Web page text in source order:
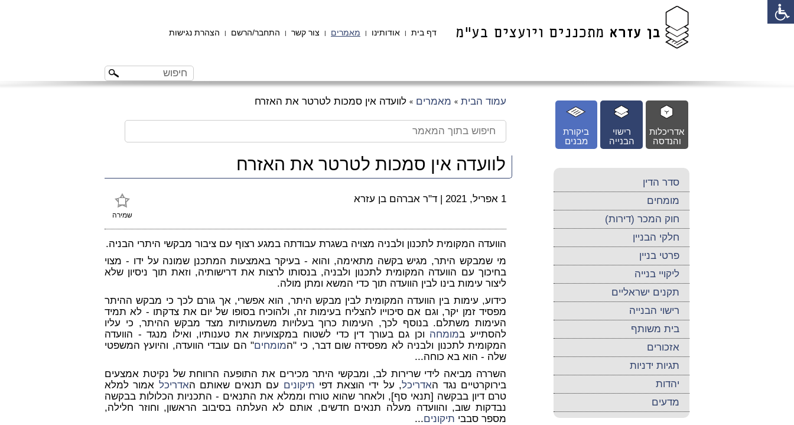
דף בית | אודותינו | מאמרים | צור קשר | התחבר/הרשם | הצהרת נגישות
עמוד הבית » מאמרים » לוועדה אין סמכות לטרטר את האזרח
לוועדה אין סמכות לטרטר את האזרח
שמירה
1 אפריל, 2021 | ד"ר אברהם בן עזרא
הוועדה המקומית לתכנון ולבניה מצויה בשגרת עבודתה במגע רצוף עם ציבור מבקשי היתרי הבניה.
מי שמבקש היתר, מגיש בקשה מתאימה, והוא - בעיקר באמצעות המתכנן שמונה על ידו - מצוי
בחיכוך עם הוועדה המקומית לתכנון ולבניה, בנסותו לרצות את דרישותיה, וזאת תוך ניסיון שלא
ליצור עימות בינו לבין הוועדה תוך כדי המשא ומתן מולה.
כידוע, עימות בין הוועדה המקומית לבין מבקש היתר, הוא אפשרי, אך גורם לכך כי מבקש ההיתר
מפסיד זמן יקר, וגם אם סיכוייו להצליח בעימות זה, ולהוכיח בסופו של יום את צדקתו - לא תמיד
העימות משתלם. בנוסף לכך, העימות כרוך בעלויות משמעותיות מצד מבקש ההיתר, כי עליו
להסתייע במומחה וכן גם בעורך דין כדי לשטוח במקצועיות את טענותיו, ואילו מנגד - הוועדה
המקומית לתכנון ולבניה לא מפסידה שום דבר, כי "המומחים" הם עובדי הוועדה, והיועץ המשפטי
שלה - הוא בא כוחה...
השררה מביאה לידי שרירות לב, ומבקשי היתר מכירים את התופעה הרווחת של נקיטת אמצעים
בירוקרטיים נגד האדריכל, על ידי הוצאת דפי תיקונים עם תנאים שאותם האדריכל אמור למלא
טרם דיון בבקשה [תנאי סף], ולאחר שהוא טורח וממלא את התנאים - התכניות הכלולות בבקשה
נבדקות שוב, והוועדה מעלה תנאים חדשים, אותם לא העלתה בסיבוב הראשון, וחוזר חלילה,
מספר סבבי תיקונים...
ביקורת
מבנים
רישוי
הבנייה
אדריכלות
והנדסה
סדר הדין
מומחים
חוק המכר (דירות)
חלקי הבניין
פרטי בניין
ליקויי בנייה
תקנים ישראליים
רישוי הבנייה
בית משותף
אזכורים
תגיות ידניות
יהדות
מדעים